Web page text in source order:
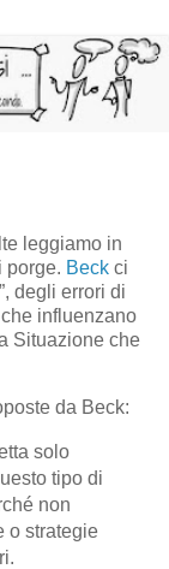
leggiamo in
porge. Beck ci
degli errori di
influenzano
Situazione che
da Beck:
solo
tipo di
non
o strategie